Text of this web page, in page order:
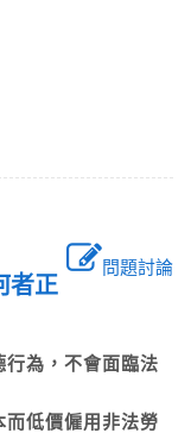
問題討論
者正
為，不會面臨法
低價僱用非法勞